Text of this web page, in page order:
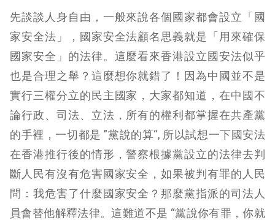
先談談人身自由，一般來說各個國家都會設立「國
家安全法」，國家安全法顧名思義就是「用來確保
國家安全」的法律。這麼看來香港設立國安法似乎
也是合理之舉？這麼想你就錯了！因為中國並不是
實行三權分立的民主國家，大家都知道，在中國不
論行政、司法、立法，所有的權利都掌握在共產黨
的手裡， 一切都是 ”黨說的算“, 所以試想一下國安法
在香港推行後的情形，警察根據黨設立的法律去判
斷人民有沒有危害國家安全，如果被判有罪的人民
問：我危害了什麼國家安全？那麼黨指派的司法人
員會替他解釋法律。這難道不是 “黨說你有罪，你就